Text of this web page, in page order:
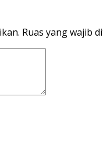
Ruas yang wajib